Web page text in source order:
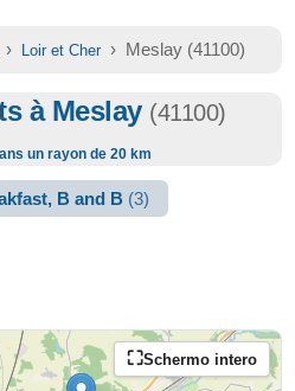
› Loir et Cher› Meslay (41100)
à Meslay (41100)
un rayon de 20 km
B and B (3)
Schermo intero